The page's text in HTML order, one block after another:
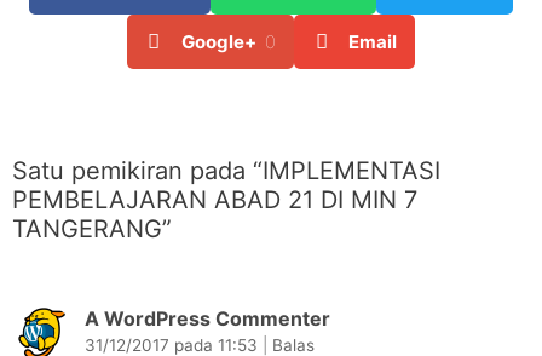
Google+ 0 Email
Satu pemikiran pada “IMPLEMENTASI
PEMBELAJARAN ABAD 21 DI MIN 7
TANGERANG”
A WordPress Commenter
31/12/2017 pada 11:53 Balas